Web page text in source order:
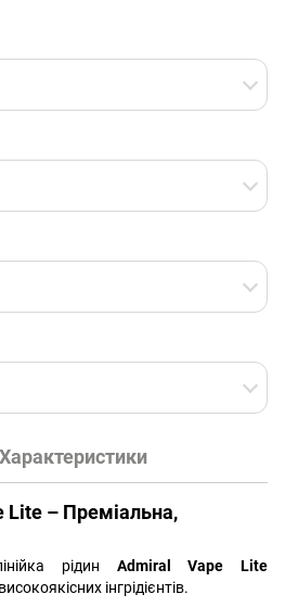
Характеристики
Lite – Преміальна,
рідин Admiral Vape Lite
інгрідієнтів.